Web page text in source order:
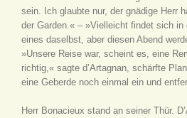
sein. Ich glaubte nur, der gnädige Herr
der Garden.« – »Vielleicht findet sich in
eines daselbst, aber diesen Abend
»Unsere Reise war, scheint es, eine
richtig,« sagte d’Artagnan, schärfte
eine Geberde noch einmal ein und
Herr Bonacieux stand an seiner Thür.